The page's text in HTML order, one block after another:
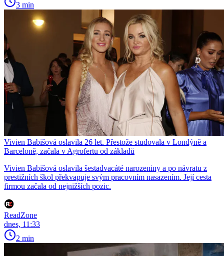
3 min
Vivien Babišová oslavila 26 let. Přestože studovala v Londýně a
Barceloně, začala v Agrofertu od základů
Vivien Babišová oslavila šestadvacáté narozeniny a po návratu z
prestižních škol překvapuje svým pracovním nasazením. Její cesta
firmou začala od nejnižších pozic.
ReadZone
dnes, 11:33
2 min